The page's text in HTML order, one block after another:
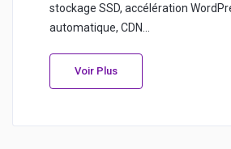
stockage SSD, accélération
automatique, CDN...
Voir Plus